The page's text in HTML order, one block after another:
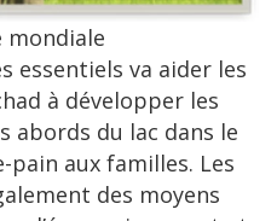
mondiale
essentiels va aider les
à développer les
abords du lac dans le
aux familles. Les
des moyens